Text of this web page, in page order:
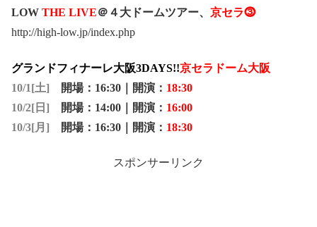
LOW THE LIVE＠４大ドームツアー、 京セラ⓷
http://high-low.jp/index.php
グランドフィナーレ大阪3DAYS!!京セラドーム大阪
10/1[土] 開場： 16:30 ｜開演： 18:30
10/2[日] 開場： 14:00 ｜開演： 16:00
10/3[月] 開場： 16:30 ｜開演： 18:30
スポンサーリンク